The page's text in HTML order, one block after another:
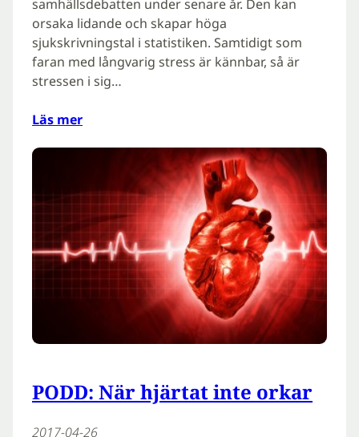
samhällsdebatten under senare år. Den kan
orsaka lidande och skapar höga
sjukskrivningstal i statistiken. Samtidigt som
faran med långvarig stress är kännbar, så är
stressen i sig…
Läs mer
PODD: När hjärtat inte orkar
2017-04-26